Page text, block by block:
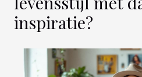
inspiratie?